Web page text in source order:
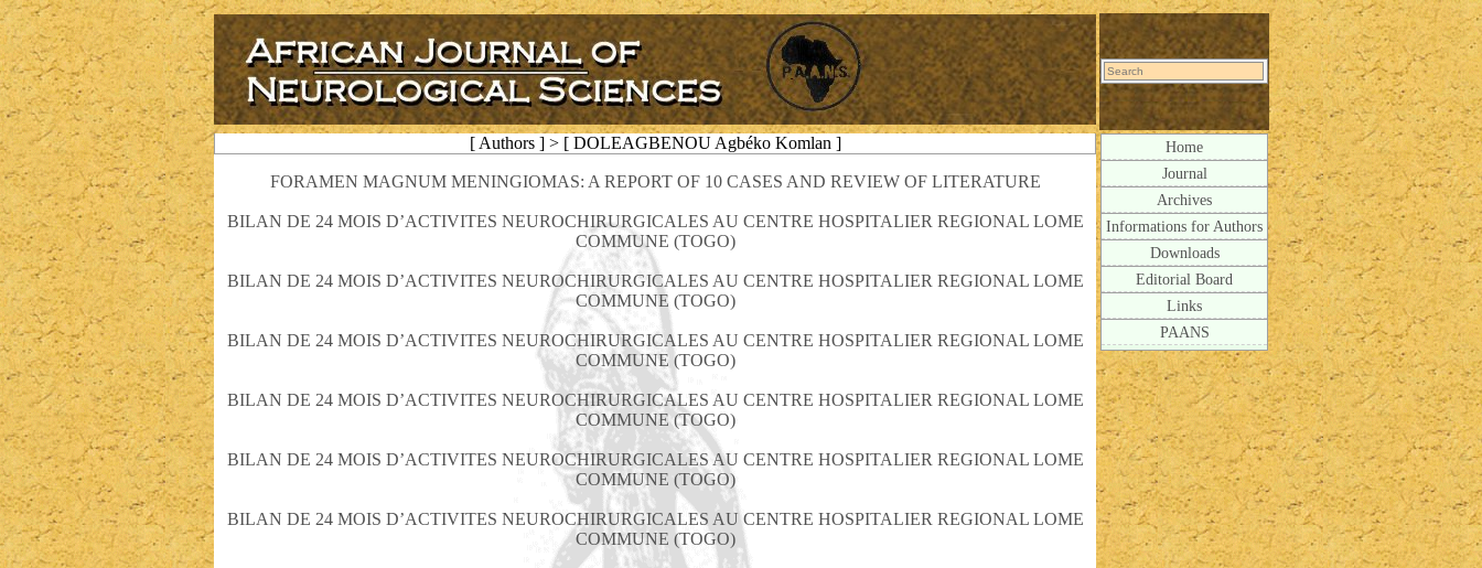
[ Authors ] > [ DOLEAGBENOU Agbéko Komlan ]
FORAMEN MAGNUM MENINGIOMAS: A REPORT OF 10 CASES AND REVIEW OF LITERATURE
BILAN DE 24 MOIS D’ACTIVITES NEUROCHIRURGICALES AU CENTRE HOSPITALIER REGIONAL LOME
COMMUNE (TOGO)
BILAN DE 24 MOIS D’ACTIVITES NEUROCHIRURGICALES AU CENTRE HOSPITALIER REGIONAL LOME
COMMUNE (TOGO)
BILAN DE 24 MOIS D’ACTIVITES NEUROCHIRURGICALES AU CENTRE HOSPITALIER REGIONAL LOME
COMMUNE (TOGO)
BILAN DE 24 MOIS D’ACTIVITES NEUROCHIRURGICALES AU CENTRE HOSPITALIER REGIONAL LOME
COMMUNE (TOGO)
BILAN DE 24 MOIS D’ACTIVITES NEUROCHIRURGICALES AU CENTRE HOSPITALIER REGIONAL LOME
COMMUNE (TOGO)
BILAN DE 24 MOIS D’ACTIVITES NEUROCHIRURGICALES AU CENTRE HOSPITALIER REGIONAL LOME
COMMUNE (TOGO)
Home
Journal
Archives
Informations for Authors
Downloads
Editorial Board
Links
PAANS